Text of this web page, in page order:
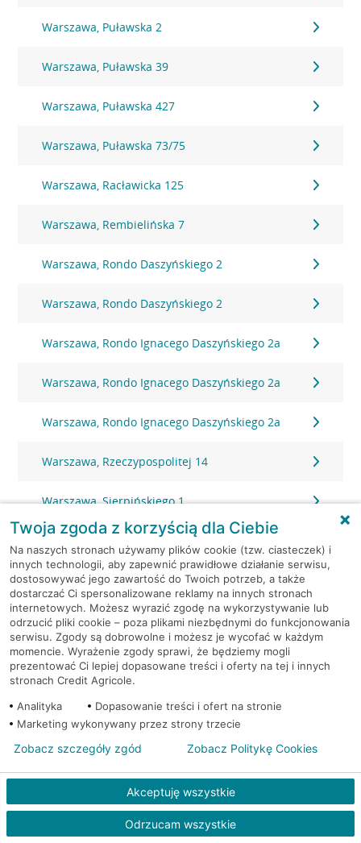
Warszawa, Puławska 2
Warszawa, Puławska 39
Warszawa, Puławska 427
Warszawa, Puławska 73/75
Warszawa, Racławicka 125
Warszawa, Rembielińska 7
Warszawa, Rondo Daszyńskiego 2
Warszawa, Rondo Daszyńskiego 2
Warszawa, Rondo Ignacego Daszyńskiego 2a
Warszawa, Rondo Ignacego Daszyńskiego 2a
Warszawa, Rondo Ignacego Daszyńskiego 2a
Warszawa, Rzeczypospolitej 14
Warszawa, Sierpińskiego 1
Warszawa, Skarbka z Gór 116
Warszawa, Słomińskiego 7
Warszawa, Sokołowska 11
Warszawa, Solec 32/34
Warszawa, Solidarności 95
Warszawa, Stawki 6.
Warszawa, Strażacka 104
Twoja zgoda z korzyścią dla Ciebie
Na naszych stronach używamy plików cookie (tzw. ciasteczek) i
innych technologii, aby zapewnić prawidłowe działanie serwisu,
dostosowywać jego zawartość do Twoich potrzeb, a także
dostarczać Ci spersonalizowane reklamy na innych stronach
internetowych. Możesz wyrazić zgodę na wykorzystywanie lub
odrzucić pliki cookie – poza plikami niezbędnymi do funkcjonowania
serwisu. Zgody są dobrowolne i możesz je wycofać w każdym
momencie. Wyrażenie zgody sprawi, że będziemy mogli
prezentować Ci lepiej dopasowane treści i oferty na tej i innych
stronach Credit Agricole.
Analityka
Dopasowanie treści i ofert na stronie
Marketing wykonywany przez strony trzecie
Akceptuję wszystkie
Odrzucam wszystkie
Zobacz szczegóły zgód Zobacz Politykę Cookies